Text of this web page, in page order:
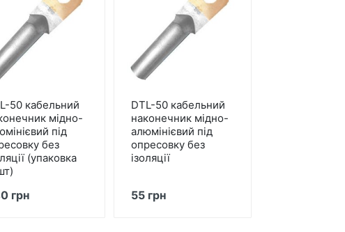
50 кабельний
міднo-
під
без
(упаковка
грн
DTL-50 кабельний
наконечник міднo-
алюмінієвий під
опресовку без
ізоляції
55 грн